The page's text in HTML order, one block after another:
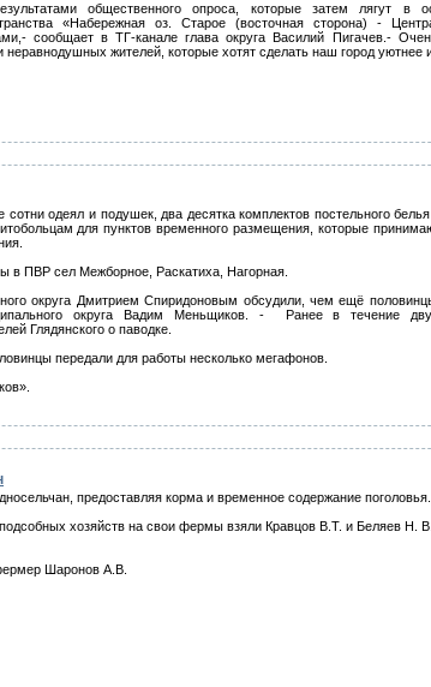
общественного опроса, которые затем лягут в
«Набережная оз. Старое (восточная сторона) -
сообщает в ТГ-канале глава округа Василий Пигачев.-
неравнодушных жителей, которые хотят сделать наш город уютнее
одеял и подушек, два десятка комплектов постельного
для пунктов временного размещения, которые
в ПВР сел Межборное, Раскатиха, Нагорная.
округа Дмитрием Спиридоновым обсудили, чем ещё
округа Вадим Меньщиков. - Ранее в течение
Глядянского о паводке.
передали для работы несколько мегафонов.
предоставляя корма и временное содержание поголовья.
хозяйств на свои фермы взяли Кравцов В.Т. и Беляев Н.
Шаронов А.В.